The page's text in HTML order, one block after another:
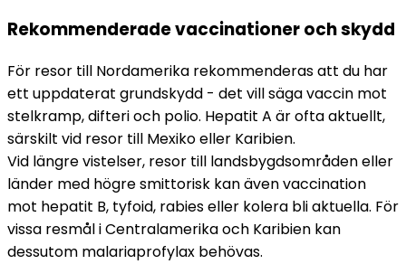
Rekommenderade vaccinationer och skydd
För resor till Nordamerika rekommenderas att du har
ett uppdaterat grundskydd - det vill säga vaccin mot
stelkramp, difteri och polio. Hepatit A är ofta aktuellt,
särskilt vid resor till Mexiko eller Karibien.
Vid längre vistelser, resor till landsbygdsområden eller
länder med högre smittorisk kan även vaccination
mot hepatit B, tyfoid, rabies eller kolera bli aktuella. För
vissa resmål i Centralamerika och Karibien kan
dessutom malariaprofylax behövas.